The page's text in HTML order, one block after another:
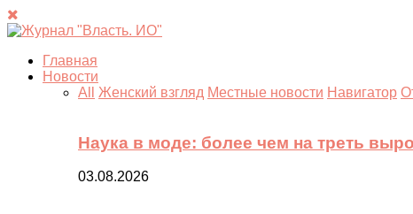
Главная
Новости
All
Женский взгляд Местные новости Навигатор
Наука в моде: более чем на треть
03.08.2026